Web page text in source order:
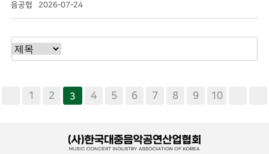
음공협
2026-07-24
1 2 3 4 5 6 7 8 9 10